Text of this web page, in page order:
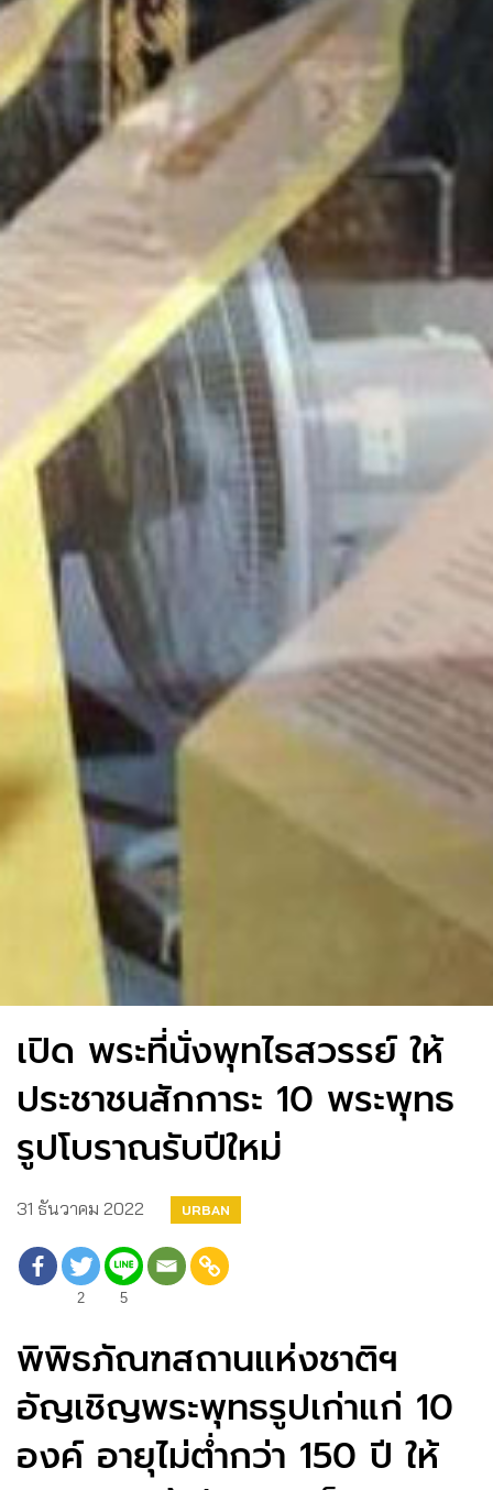
เปิด พระที่นั่งพุทไธสวรรย์ ให้
ประชาชนสักการะ 10 พระพุทธ
รูปโบราณรับปีใหม่
31 ธันวาคม 2022 URBAN
2 5
พิพิธภัณฑสถานแห่งชาติฯ
อัญเชิญพระพุทธรูปเก่าแก่ 10
องค์ อายุไม่ต่ำกว่า 150 ปี ให้